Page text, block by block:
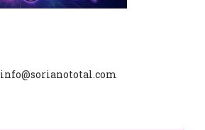
info@sorianototal.com